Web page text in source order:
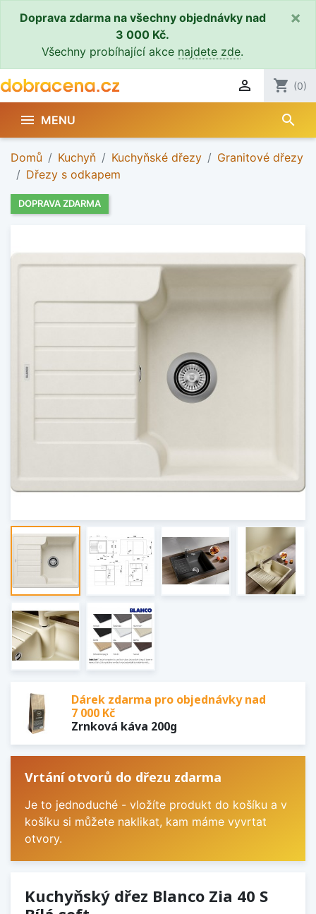
Doprava zdarma na všechny objednávky nad
3 000 Kč.
Všechny probíhající akce najdete zde.
×
 shopping_cart (0)
 MENU search
Domů Kuchyň Kuchyňské dřezy
Granitové dřezy
Dřezy s odkapem
DOPRAVA ZDARMA
Dárek zdarma pro objednávky nad
7 000 Kč
Zrnková káva 200g
Vrtání otvorů do dřezu zdarma
Je to jednoduché - vložíte produkt do košíku a v
košíku si můžete naklikat, kam máme vyvrtat
otvory.
Kuchyňský dřez Blanco Zia 40 S